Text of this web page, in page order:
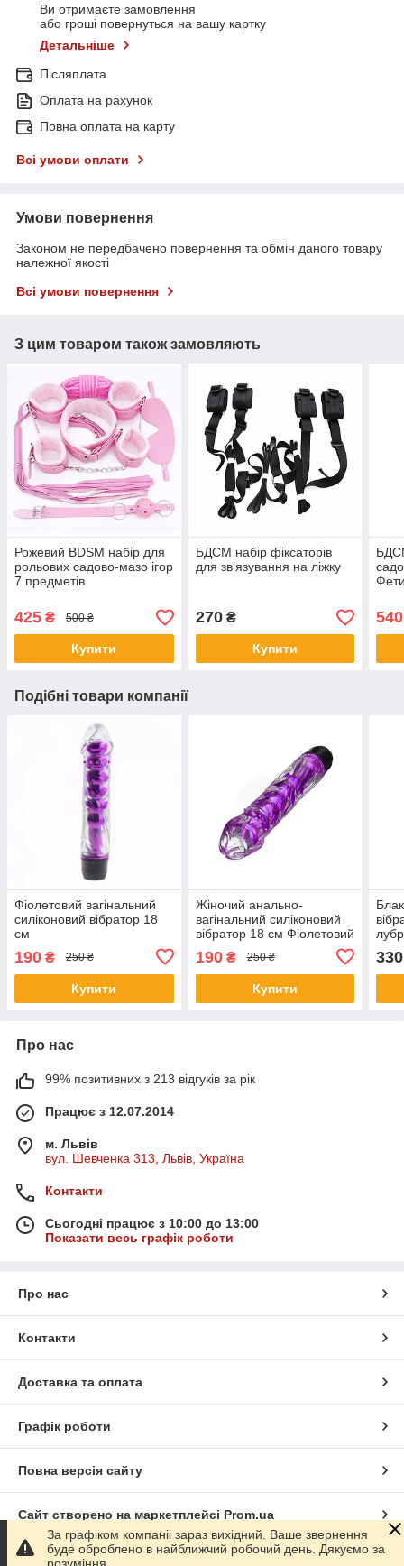
Ви отримаєте замовлення
або гроші повернуться на вашу картку
Детальніше
Післяплата
Оплата на рахунок
Повна оплата на карту
Всі умови оплати
Умови повернення
Законом не передбачено повернення та обмін даного товару
належної якості
Всі умови повернення
З цим товаром також замовляють
Рожевий BDSM набір для
рольових садово-мазо ігор
7 предметів
425 ₴ 500 ₴
Купити
БДСМ набір фіксаторів
для зв'язування на ліжку
270₴
Купити
540
Подібні товари компанії
Фіолетовий вагінальний
силіконовий вібратор 18
см
190 ₴ 250 ₴
Купити
Жіночий анально-
вагінальний силіконовий
вібратор 18 см Фіолетовий
190₴ 250 ₴
Купити
330
Про нас
99% позитивних з 213 відгуків за рік
Працює з 12.07.2014
м. Львів
вул. Шевченка 313, Львів, Україна
Контакти
Сьогодні працює з 10:00 до 13:00
Показати весь графік роботи
Про нас
Контакти
Доставка та оплата
Графік роботи
Повна версія сайту
Сайт створено на маркетплейсі Prom.ua
Політика конфіденційності
За графіком компаніі зараз вихідний. Ваше звернення
буде оброблено в найближчий робочий день. Дякуємо за